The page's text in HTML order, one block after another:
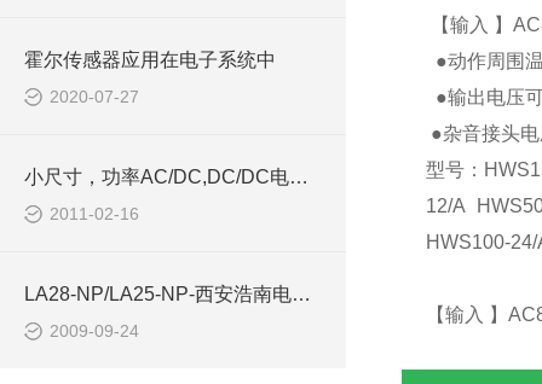
霍尔传感器应用在电子系统中
2020-07-27
小尺寸，功率AC/DC,DC/DC电源模块西安浩南电子
2011-02-16
LA28-NP/LA25-NP-西安浩南电子科技有限公司
2009-09-24
【输入 】
●动作周围
●输出电压
●杂音接头
型号：
12/A
HWS100-
【输入 】